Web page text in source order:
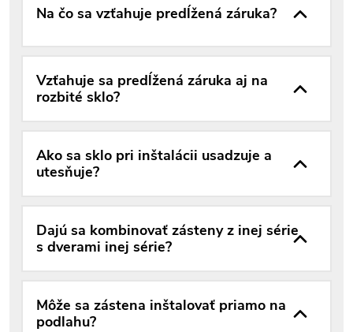
Na čo sa vzťahuje predĺžená záruka?
Vzťahuje sa predĺžená záruka aj na
rozbité sklo?
Ako sa sklo pri inštalácii usadzuje a
utesňuje?
Dajú sa kombinovať zásteny z inej série
s dverami inej série?
Môže sa zástena inštalovať priamo na
podlahu?